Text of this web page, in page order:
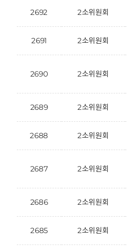
2692 2소위원회
2691 2소위원회
2690 2소위원회
2689 2소위원회
2688 2소위원회
2687 2소위원회
2686 2소위원회
2685 2소위원회